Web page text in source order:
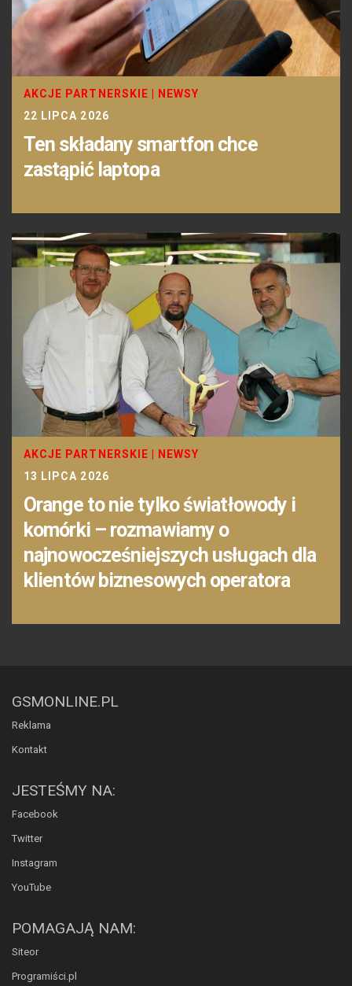
AKCJE PARTNERSKIE
NEWSY
22 LIPCA 2026
Ten składany smartfon chce
zastąpić laptopa
AKCJE PARTNERSKIE
NEWSY
13 LIPCA 2026
Orange to nie tylko światłowody i
komórki – rozmawiamy o
najnowocześniejszych usługach dla
klientów biznesowych operatora
GSMONLINE.PL
Reklama
Kontakt
JESTEŚMY NA:
Facebook
Twitter
Instagram
YouTube
POMAGAJĄ NAM:
Siteor
Programiści.pl